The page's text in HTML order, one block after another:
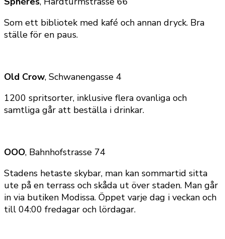
Som ett bibliotek med kafé och annan dryck. Bra
ställe för en paus.
Old Crow, Schwanengasse 4
1200 spritsorter, inklusive flera ovanliga och
samtliga går att beställa i drinkar.
OOO, Bahnhofstrasse 74
Stadens hetaste skybar, man kan sommartid sitta
ute på en terrass och skåda ut över staden. Man går
in via butiken Modissa. Öppet varje dag i veckan och
till 04:00 fredagar och lördagar.